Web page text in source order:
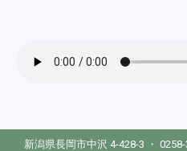
新潟県長岡市中沢 4-428-3 ・